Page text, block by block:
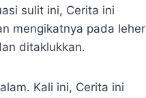
sulit ini, Cerita ini
mengikatnya pada leher
ditaklukkan.
Kali ini, Cerita ini